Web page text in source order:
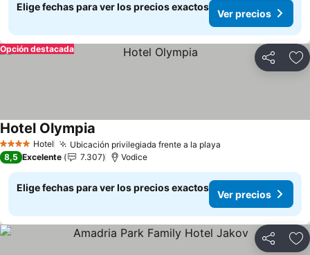
Elige fechas para ver los precios exactos
Ver precios
Compartir
Opción destacada
4 EstrellasHotel Ubicación privilegiada frente a la playa
Hotel Olympia
8,5 Excelente 7.307 Vodice
Elige fechas para ver los precios exactos
Ver precios
Compartir